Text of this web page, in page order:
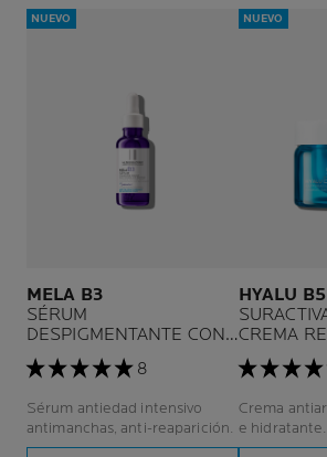
NUEVO
MELA B3
SÉRUM
DESPIGMENTANTE CON
NIACINAMIDA
8
Sérum antiedad intensivo
antimanchas, anti-reaparición.
NUEVO
HYALU B5
CREMA
Crema
e hidratante.